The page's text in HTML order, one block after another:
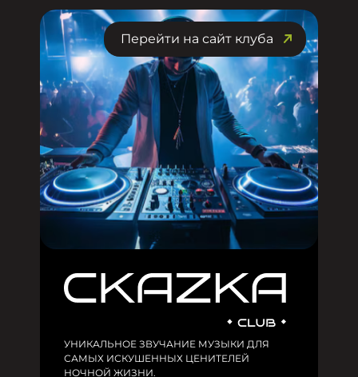
Перейти на сайт клуба
УНИКАЛЬНОЕ ЗВУЧАНИЕ МУЗЫКИ ДЛЯ
САМЫХ ИСКУШЕННЫХ ЦЕНИТЕЛЕЙ
НОЧНОЙ ЖИЗНИ.